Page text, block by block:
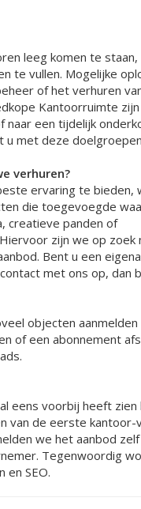
leeg komen te
te vullen. Mogelijke
of het verhuren
Kantoorruimte
een tijdelijk
u met deze
verhuren?
ervaring te bieden,
die toegevoegde
creatieve panden of
zijn we op zoek
Bent u een
met ons op, dan
objecten aanmelden
of een abonnement
eens voorbij heeft zien
van de eerste
we het aanbod
Tegenwoordig
en SEO.